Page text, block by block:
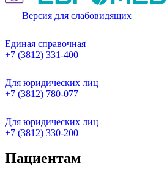
Версия для слабовидящих
Единая справочная
+7 (3812) 331-400
Для юридических лиц
+7 (3812) 780-077
Для юридических лиц
+7 (3812) 330-200
Пациентам